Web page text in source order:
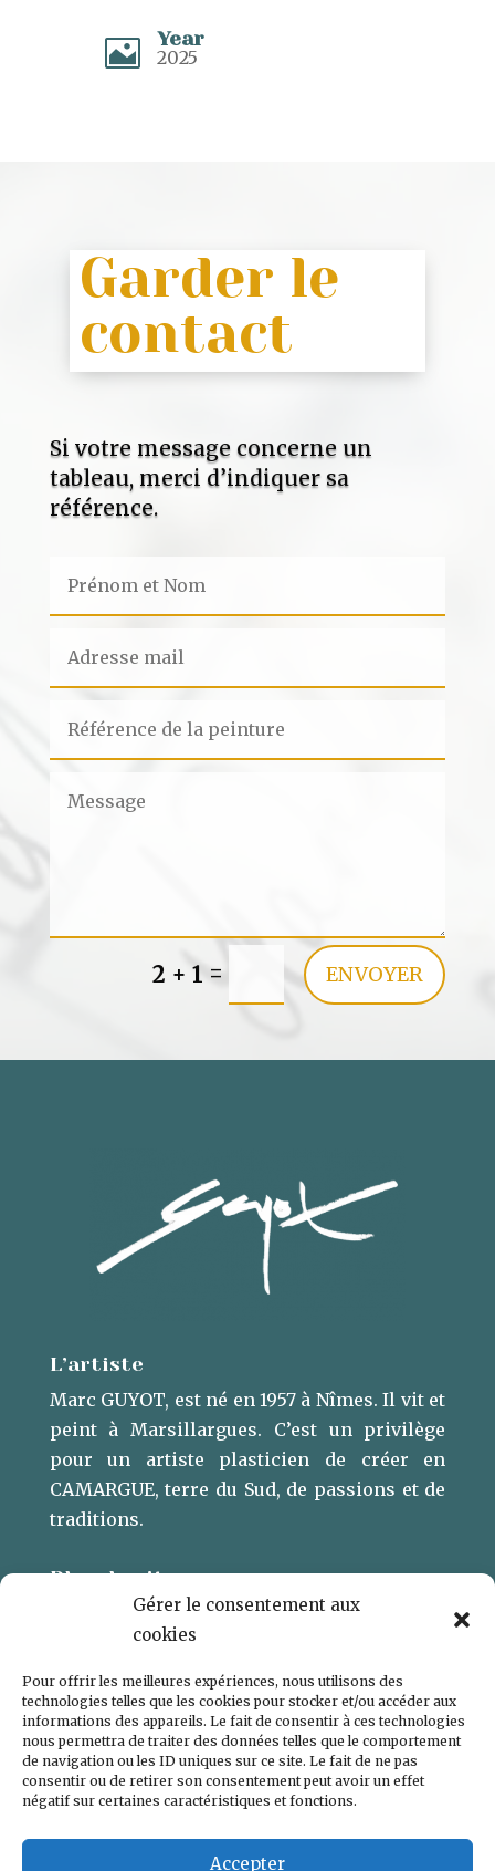
Gérer le consentement aux
cookies
Pour offrir les meilleures expériences, nous utilisons des
technologies telles que les cookies pour stocker et/ou accéder aux
informations des appareils. Le fait de consentir à ces technologies
nous permettra de traiter des données telles que le comportement
de navigation ou les ID uniques sur ce site. Le fait de ne pas
consentir ou de retirer son consentement peut avoir un effet
négatif sur certaines caractéristiques et fonctions.
Accepter

Year
2025
Garder le
contact
Si votre message concerne un
tableau, merci d’indiquer sa
référence.
2 + 1 = ENVOYER
L’artiste
Marc GUYOT, est né en 1957 à Nîmes. Il vit et
peint à Marsillargues. ​C’est un privilège
pour un artiste plasticien de créer en
CAMARGUE, terre du Sud, de passions et de
traditions.
Plan du site
L’ARTISTE
CONTACT
POLITIQUE DE COOKIES (UE)